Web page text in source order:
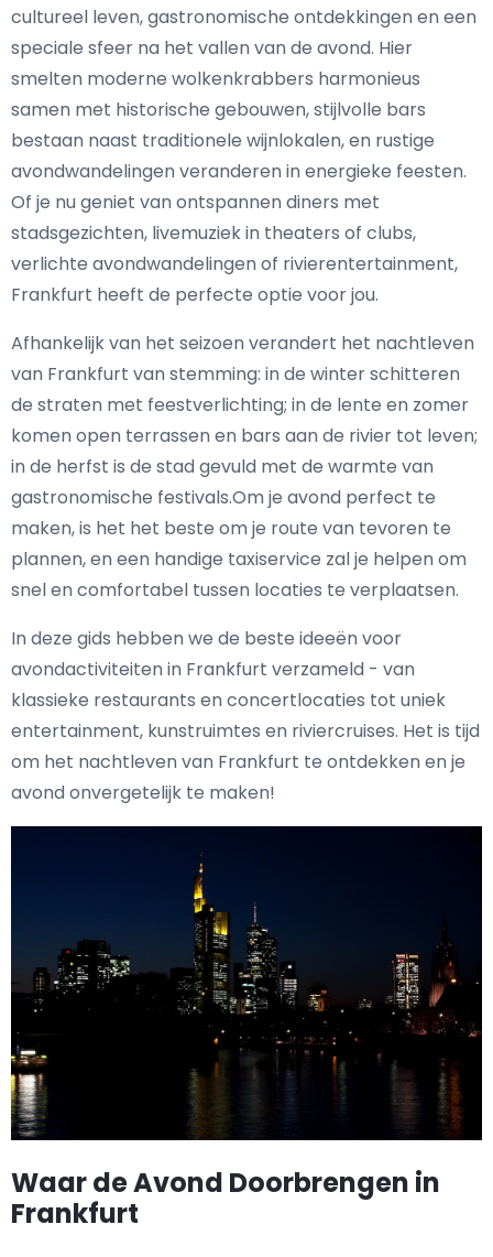
cultureel leven, gastronomische ontdekkingen en een
speciale sfeer na het vallen van de avond. Hier
smelten moderne wolkenkrabbers harmonieus
samen met historische gebouwen, stijlvolle bars
bestaan naast traditionele wijnlokalen, en rustige
avondwandelingen veranderen in energieke feesten.
Of je nu geniet van ontspannen diners met
stadsgezichten, livemuziek in theaters of clubs,
verlichte avondwandelingen of rivierentertainment,
Frankfurt heeft de perfecte optie voor jou.
Afhankelijk van het seizoen verandert het nachtleven
van Frankfurt van stemming: in de winter schitteren
de straten met feestverlichting; in de lente en zomer
komen open terrassen en bars aan de rivier tot leven;
in de herfst is de stad gevuld met de warmte van
gastronomische festivals.Om je avond perfect te
maken, is het het beste om je route van tevoren te
plannen, en een handige taxiservice zal je helpen om
snel en comfortabel tussen locaties te verplaatsen.
In deze gids hebben we de beste ideeën voor
avondactiviteiten in Frankfurt verzameld - van
klassieke restaurants en concertlocaties tot uniek
entertainment, kunstruimtes en riviercruises. Het is tijd
om het nachtleven van Frankfurt te ontdekken en je
avond onvergetelijk te maken!
Waar de Avond Doorbrengen in
Frankfurt